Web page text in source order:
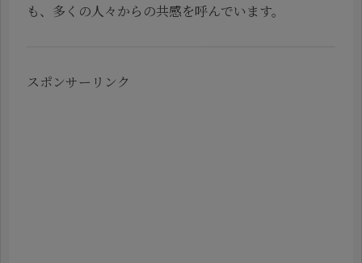
も、多くの人々からの共感を呼んでいます。
スポンサーリンク